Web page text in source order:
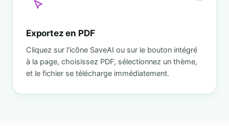
Exportez en PDF
Cliquez sur l'icône SaveAI ou sur le bouton intégré
à la page, choisissez PDF, sélectionnez un thème,
et le fichier se télécharge immédiatement.